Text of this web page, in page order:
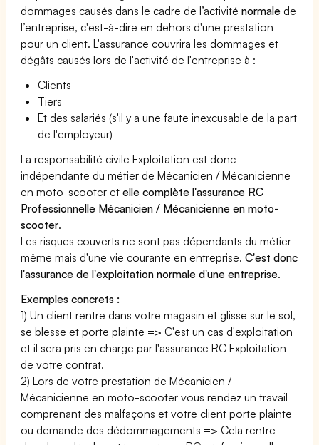
dommages causés dans le cadre de l’activiténormale de
l’entreprise, c'est-à-dire en dehors d'une prestation
pour un client. L'assurance couvrira les dommages et
dégâts causés lors de l'activité de l'entreprise à :
Clients
Tiers
Et des salariés (s'il y a une faute inexcusable de la part
de l'employeur)
La responsabilité civile Exploitation est donc
indépendante du métier de Mécanicien / Mécanicienne
en moto-scooter etelle complète l'assurance RC
Professionnelle Mécanicien / Mécanicienne en moto-
scooter.
Les risques couverts ne sont pas dépendants du métier
même mais d'une vie courante en entreprise.C'est donc
l'assurance de l'exploitation normale d'une entreprise.
Exemples concrets :
1) Un client rentre dans votre magasin et glisse sur le sol,
se blesse et porte plainte => C'est un cas d'exploitation
et il sera pris en charge par l'assurance RC Exploitation
de votre contrat.
2) Lors de votre prestation de Mécanicien /
Mécanicienne en moto-scooter vous rendez un travail
comprenant des malfaçons et votre client porte plainte
ou demande des dédommagements => Cela rentre